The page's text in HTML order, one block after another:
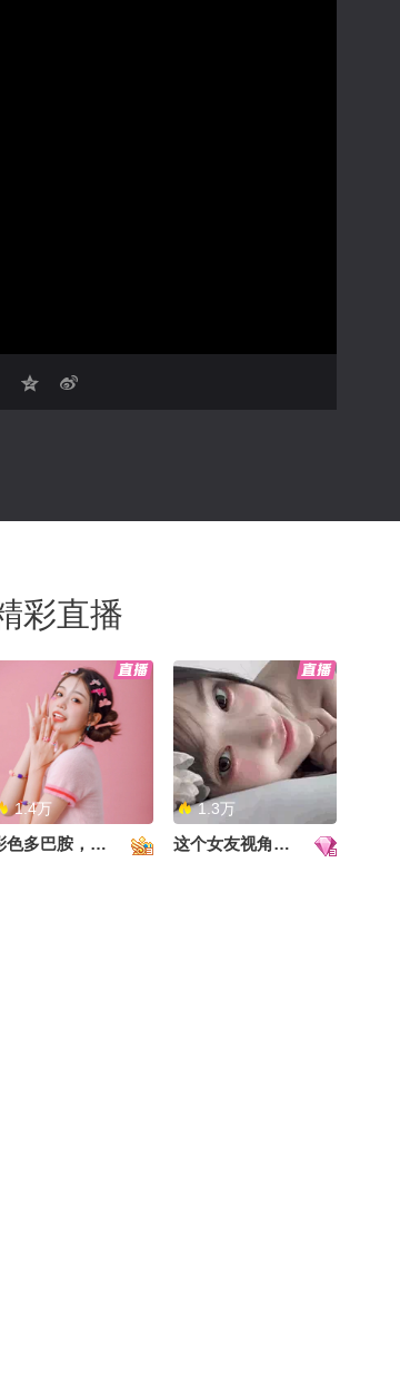
彩直播
1.4万
彩色多巴胺，甜到心里啦！
1.3万
这个女友视角好治愈~